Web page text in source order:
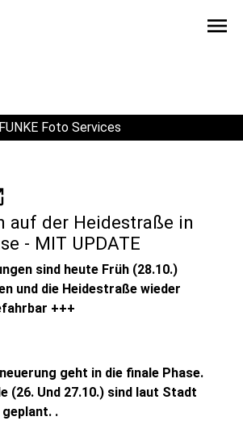
menu
Foto Services
auf der Heidestraße in
- MIT UPDATE
sind heute Früh (28.10.)
und die Heidestraße wieder
+++
geht in die finale Phase.
(26. Und 27.10.) sind laut Stadt
.